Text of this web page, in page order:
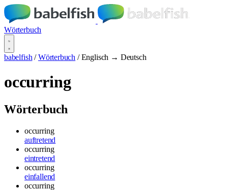
Wörterbuch
babelfish / Wörterbuch / Englisch → Deutsch
occurring
Wörterbuch
occurring
auftretend
occurring
eintretend
occurring
einfallend
occurring